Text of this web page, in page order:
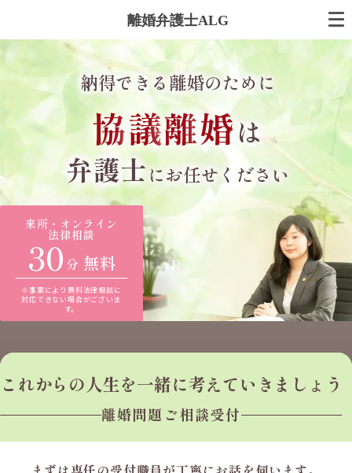
離婚弁護士ALG
納得できる離婚のために
協議離婚は
弁護士にお任せください
来所・オンライン
法律相談
30 分 無料
※事案により無料法律相談に
対応できない場合がございま
す。
これからの人生を一緒に考えていきましょう
離婚問題ご相談受付